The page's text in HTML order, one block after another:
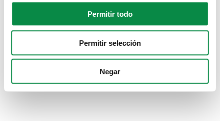
Permitir todo
Permitir selección
Negar